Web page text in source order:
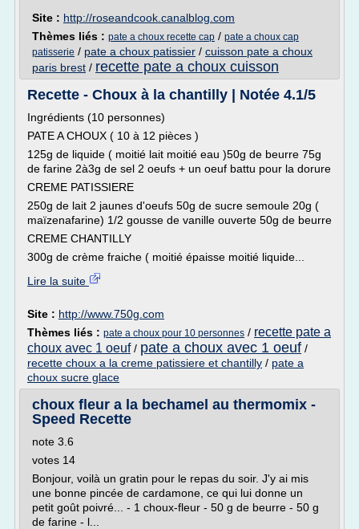
Site : http://roseandcook.canalblog.com
Thèmes liés : pate a choux recette cap / pate a choux cap
patisserie / pate a choux patissier / cuisson pate a choux
paris brest / recette pate a choux cuisson
Recette - Choux à la chantilly | Notée 4.1/5
Ingrédients (10 personnes)
PATE A CHOUX ( 10 à 12 pièces )
125g de liquide ( moitié lait moitié eau )50g de beurre 75g
de farine 2à3g de sel 2 oeufs + un oeuf battu pour la dorure
CREME PATISSIERE
250g de lait 2 jaunes d'oeufs 50g de sucre semoule 20g (
maïzenafarine) 1/2 gousse de vanille ouverte 50g de beurre
CREME CHANTILLY
300g de crème fraiche ( moitié épaisse moitié liquide...
Lire la suite
Site : http://www.750g.com
Thèmes liés : pate a choux pour 10 personnes / recette pate a
choux avec 1 oeuf/ pate a choux avec 1 oeuf /
recette choux a la creme patissiere et chantilly / pate a
choux sucre glace
choux fleur a la bechamel au thermomix -
Speed Recette
note 3.6
votes 14
Bonjour, voilà un gratin pour le repas du soir. J'y ai mis
une bonne pincée de cardamone, ce qui lui donne un
petit goût poivré... - 1 choux-fleur - 50 g de beurre - 50 g
de farine - l...